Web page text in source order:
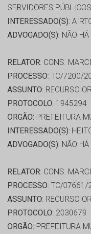
SERVIDORES
INTERESSADO(S):
ADVOGADO(S): NÃO HÁ
RELATOR: CONS.
PROCESSO: TC/7200/
ASSUNTO: RECURSO
PROTOCOLO: 1945294
ORGÃO: PREFEITURA
INTERESSADO(S):
ADVOGADO(S): NÃO HÁ
RELATOR: CONS.
PROCESSO: TC/07661/
ASSUNTO: RECURSO
PROTOCOLO: 2030679
ORGÃO: PREFEITURA